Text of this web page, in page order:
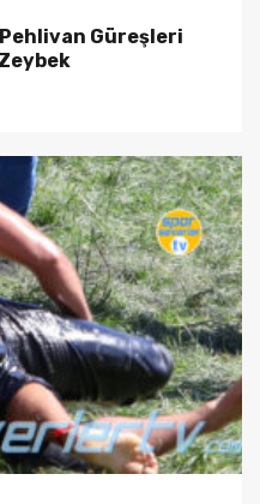
Pehlivan Güreşleri